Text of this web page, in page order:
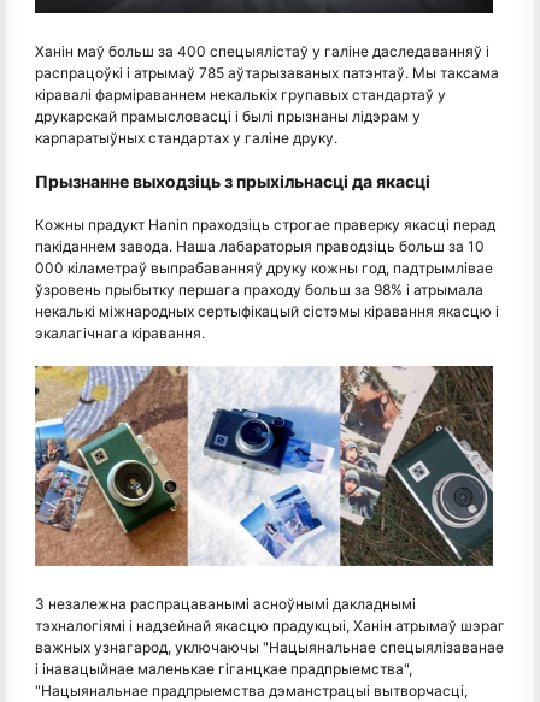
Ханін маў больш за 400 спецыялістаў у галіне даследаванняў і
распрацоўкі і атрымаў 785 аўтарызаваных патэнтаў. Мы таксама
кіравалі фарміраваннем некалькіх групавых стандартаў у
друкарскай прамысловасці і былі прызнаны лідэрам у
карпаратыўных стандартах у галіне друку.
Прызнанне выходзіць з прыхільнасці да якасці
Кожны прадукт Hanin праходзіць строгае праверку якасці перад
пакіданнем завода. Наша лабараторыя праводзіць больш за 10
000 кіламетраў выпрабаванняў друку кожны год, падтрымлівае
ўзровень прыбытку першага праходу больш за 98% і атрымала
некалькі міжнародных сертыфікацый сістэмы кіравання якасцю і
экалагічнага кіравання.
З незалежна распрацаванымі асноўнымі дакладнымі
тэхналогіямі і надзейнай якасцю прадукцыі, Ханін атрымаў шэраг
важных узнагарод, уключаючы "Нацыянальнае спецыялізаванае
і інавацыйнае маленькае гіганцкае прадпрыемства",
"Нацыянальнае прадпрыемства дэманстрацыі вытворчасці,